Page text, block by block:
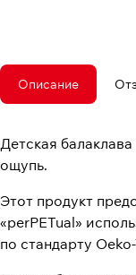
Описание
Детская балаклава
ощупь.
Этот продукт
«perPETual»
по стандарту